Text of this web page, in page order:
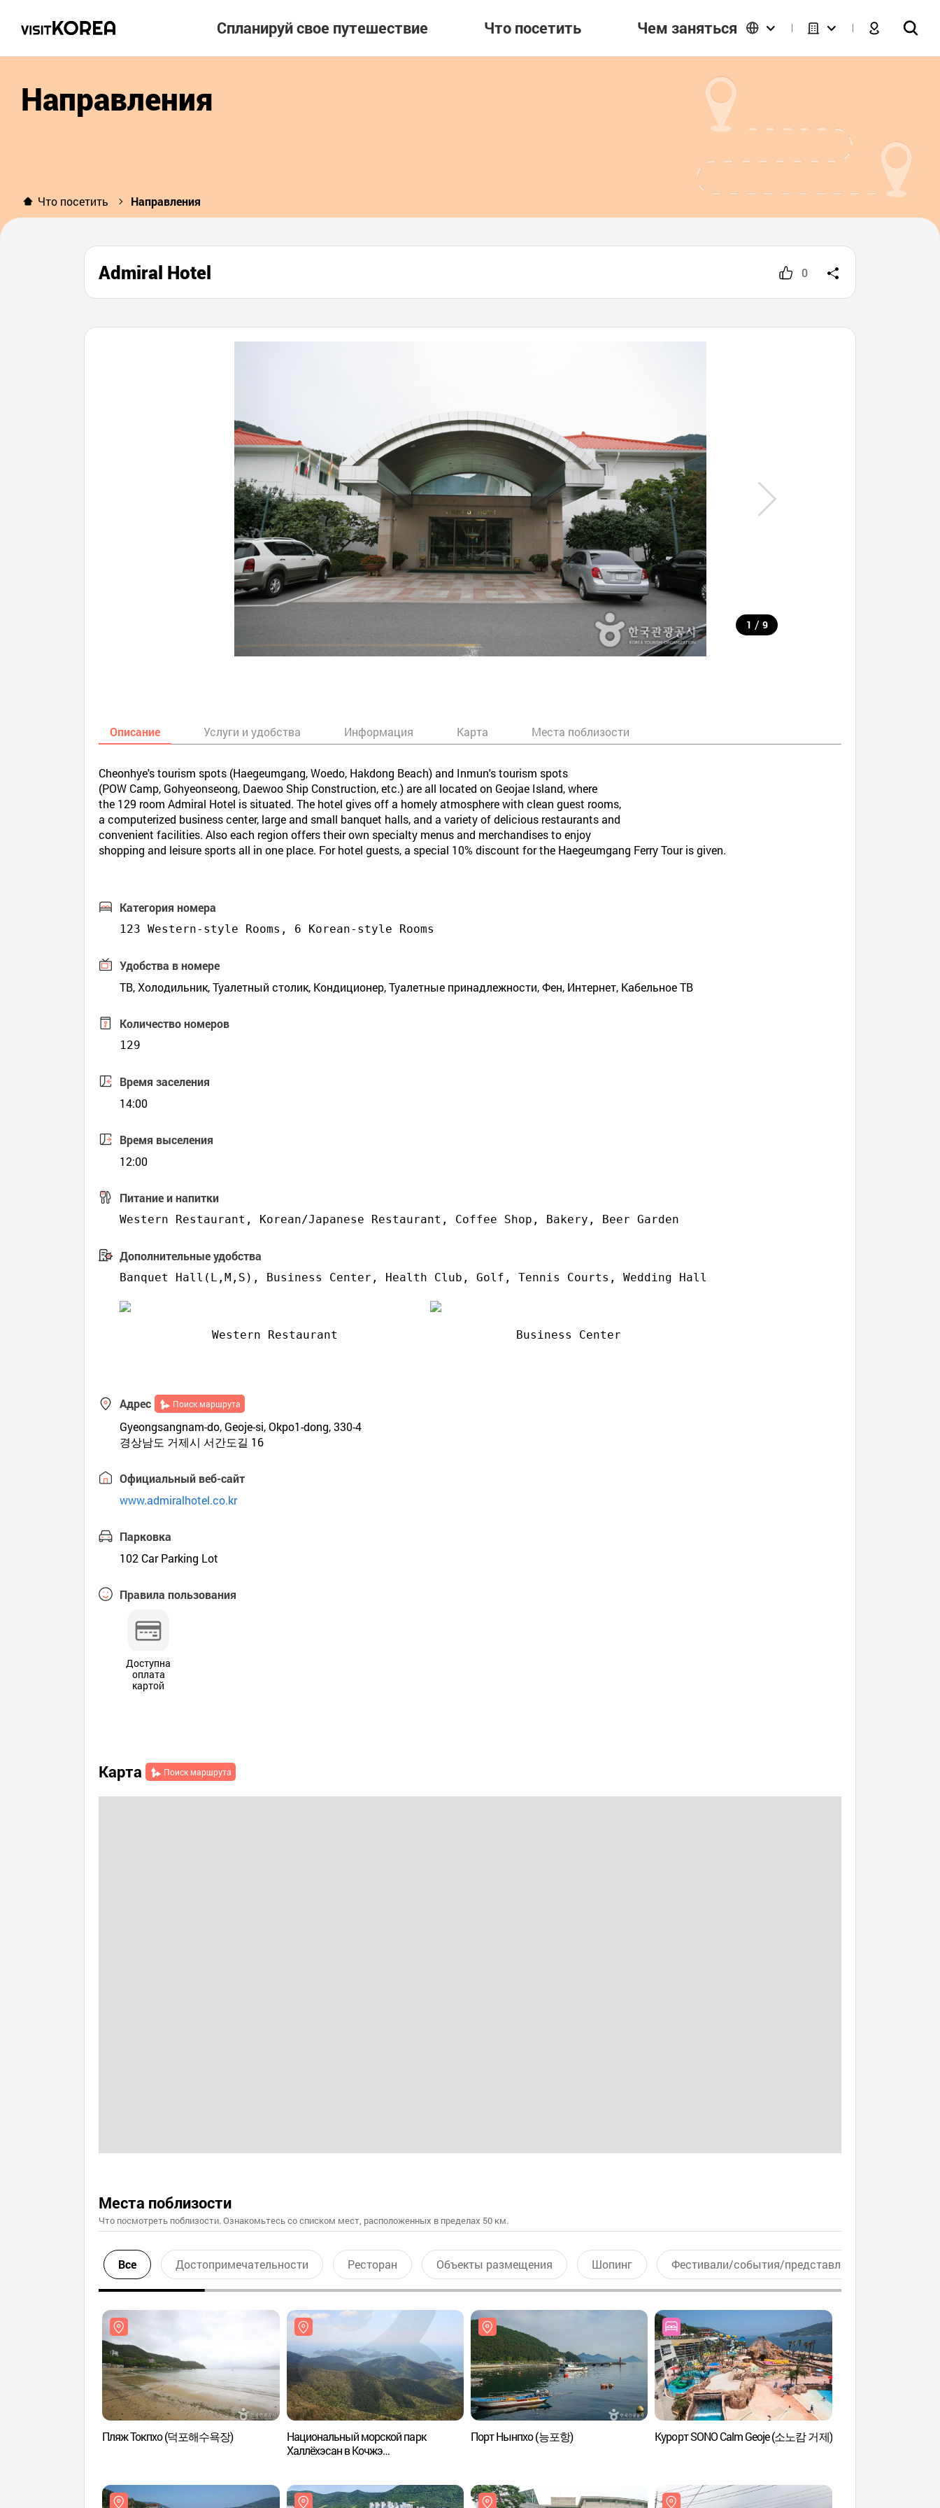
Спланируй свое путешествие Что посетить Чем заняться
Направления
Что посетить Направления
Admiral Hotel 0
1 / 9
Описание Услуги и удобства Информация Карта Места поблизости
Cheonhye's tourism spots (Haegeumgang, Woedo, Hakdong Beach) and Inmun's tourism spots
(POW Camp, Gohyeonseong, Daewoo Ship Construction, etc.) are all located on Geojae Island, where
the 129 room Admiral Hotel is situated. The hotel gives off a homely atmosphere with clean guest rooms,
a computerized business center, large and small banquet halls, and a variety of delicious restaurants and
convenient facilities. Also each region offers their own specialty menus and merchandises to enjoy
shopping and leisure sports all in one place. For hotel guests, a special 10% discount for the Haegeumgang Ferry Tour is given.
Категория номера
123 Western-style Rooms, 6 Korean-style Rooms
Удобства в номере
ТВ, Холодильник, Туалетный столик, Кондиционер, Туалетные принадлежности, Фен, Интернет, Кабельное ТВ
Количество номеров
129
Время заселения
14:00
Время выселения
12:00
Питание и напитки
Дополнительные удобства
Banquet Hall(L,M,S), Business Center, Health Club, Golf, Tennis Courts, Wedding Hall
Western Restaurant Business Center
Адрес Поиск маршрута
Gyeongsangnam-do, Geoje-si, Okpo1-dong, 330-4
경상남도 거제시 서간도길 16
Официальный веб-сайт
www.admiralhotel.co.kr
Парковка
102 Car Parking Lot
Правила пользования
Доступна
оплата
картой
Карта Поиск маршрута
Места поблизости
Что посмотреть поблизости. Ознакомьтесь со списком мест, расположенных в пределах 50 км.
Все Достопримечательности Ресторан Объекты размещения Шопинг Фестивали/события/представления
Пляж Токпхо (덕포해수욕장)
Национальный морской парк
Халлёхэсан в Кочжэ
Порт Нынпхо (능포항) Курорт SONO Calm Geoje (소노캄 거제)